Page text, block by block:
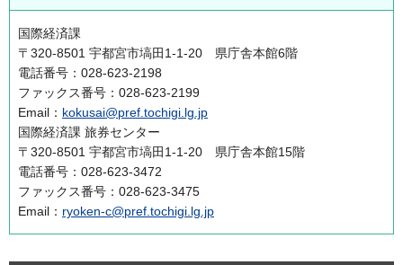
国際経済課
〒320-8501 宇都宮市塙田1-1-20 県庁舎本館6階
電話番号：028-623-2198
ファックス番号：028-623-2199
Email： kokusai@pref.tochigi.lg.jp
国際経済課 旅券センター
〒320-8501 宇都宮市塙田1-1-20 県庁舎本館15階
電話番号：028-623-3472
ファックス番号：028-623-3475
Email： ryoken-c@pref.tochigi.lg.jp